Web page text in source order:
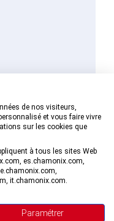
apéro et
de nos visiteurs,
et vous faire vivre
sur les cookies que
à tous les sites Web
es.chamonix.com,
it.chamonix.com.
Paramétrer